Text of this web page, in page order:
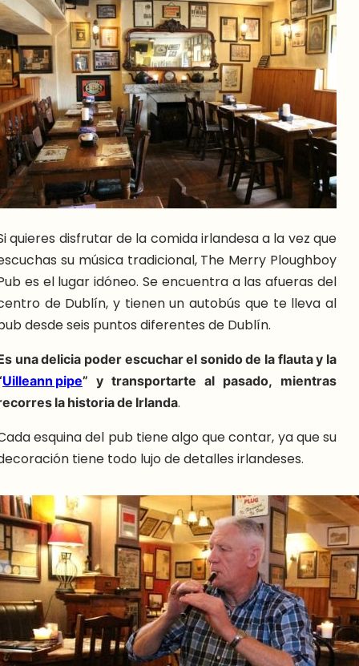
quieres disfrutar de la comida irlandesa a la vez que
su música tradicional, The Merry Ploughboy
es el lugar idóneo. Se encuentra a las afueras del
de Dublín, y tienen un autobús que te lleva al
desde seis puntos diferentes de Dublín.
una delicia poder escuchar el sonido de la flauta y la
Uilleann pipe” y transportarte al pasado, mientras
la historia de Irlanda.
esquina del pub tiene algo que contar, ya que su
tiene todo lujo de detalles irlandeses.